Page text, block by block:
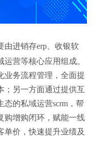
由进销存erp、收银软
营等核心应用组成。
业务流程管理，全面提
；另一方面通过提供互
的私域运营scrm，帮
购增购闭环，赋能一线
单价，快速提升业绩及